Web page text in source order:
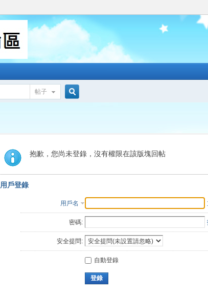
帖子
索
抱歉，您尚未登錄，沒有權限在該版塊回帖
用戶登錄
用戶名
密碼:
安全提問:
自動登錄
登錄